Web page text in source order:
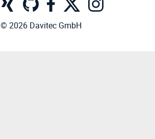
© 2026 Davitec GmbH